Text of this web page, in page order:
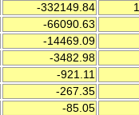
-332149.84
-66090.63
-14469.09
-3482.98
-921.11
-267.35
-85.05